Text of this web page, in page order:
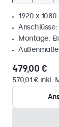
1920 x
Anschlüsse:
Montage:
479,00 €
570,01 € inkl.